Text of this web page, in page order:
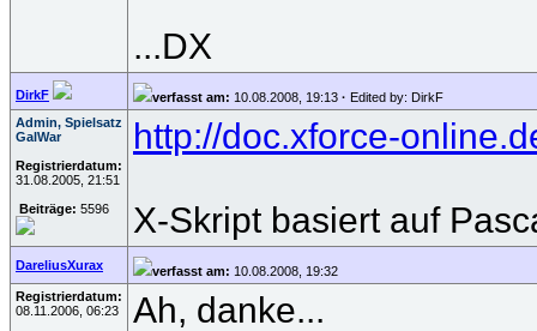
...DX
DirkF verfasst am: 10.08.2008, 19:13 · Edited by: DirkF
Admin, Spielsatz
GalWar
Registrierdatum:
31.08.2005, 21:51
Beiträge: 5596
http://doc.xforce-
X-Skript basiert auf
DareliusXurax verfasst am: 10.08.2008, 19:32
Registrierdatum:
08.11.2006, 06:23
Ah, danke...